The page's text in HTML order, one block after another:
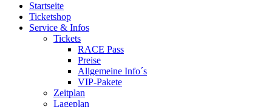
Startseite
Ticketshop
Service & Infos
Tickets
RACE Pass
Preise
Allgemeine Info´s
VIP-Pakete
Zeitplan
Lageplan